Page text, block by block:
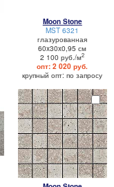
Moon Stone
MST 6321
глазурованная
60x30x0,95 см
2 100 руб./м2
опт: 2 020 руб.
крупный опт: по запросу